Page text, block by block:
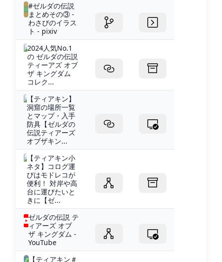
#ゼルダの伝説
まとめその③ -
わさびのイラス
ト - pixiv
2024人気No.1
の ゼルダの伝説
ティーアズ オブ
ザ キングダム
コレク...
【ティアキン】
洞窟の場所一覧
とマップ・入手
防具【ゼルダの
伝説ティアーズ
オブザキン...
【ティアキン小
ネタ】コログ運
びはモドレコが
便利！ 対岸や高
台に運びたいと
きに【ゼ...
ゼルダの伝説 テ
ィアーズ オブ
ザ キングダム -
YouTube
【ティアキン＃